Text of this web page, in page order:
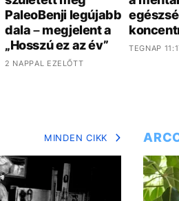
PaleoBenji legújabb
dala – megjelent a
„Hosszú ez az év”
2 NAPPAL EZELŐTT
TEGNAP
MINDEN CIKK